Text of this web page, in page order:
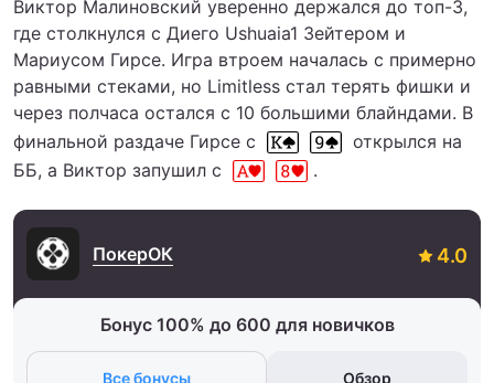
Виктор Малиновский уверенно держался до топ-3,
где столкнулся с Диего Ushuaia1 Зейтером и
Мариусом Гирсе. Игра втроем началась с примерно
равными стеками, но Limitless стал терять фишки и
через полчаса остался с 10 большими блайндами. В
финальной раздаче Гирсе c
открылся на
ББ, а Виктор запушил с
.
ПокерОК
Бонус 100% до 600 для новичков
Все бонусы Обзор